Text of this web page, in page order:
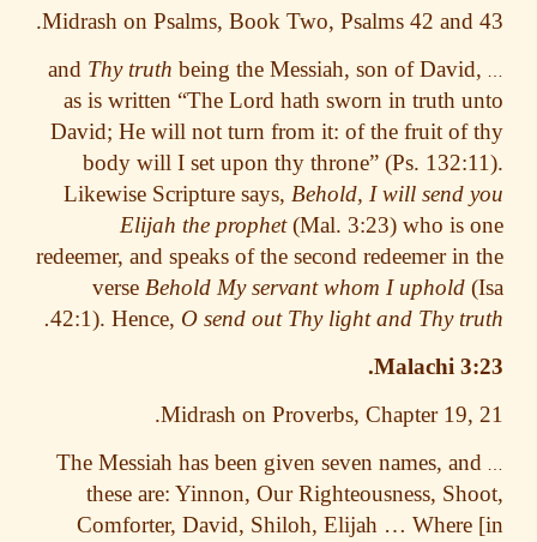
Midrash on Psalms, Book Two, Psalms 42
andThy truthbeing the Messiah, son of
as is written “The Lord hath sworn in truth
David; He will not turn from it: of the fruit
body will I set upon thy throne” (Ps.
Likewise Scripture says,Behold, I will send
Elijah the prophet(Mal. 3:23) who is
redeemer, and speaks of the second redeemer
verseBehold My servant whom I uphold
42:1). Hence, O send out Thy light and Thy
Malachi
Midrash on Proverbs, Chapter
The Messiah has been given seven names,
these are: Yinnon, Our Righteousness,
Comforter, David, Shiloh, Elijah …